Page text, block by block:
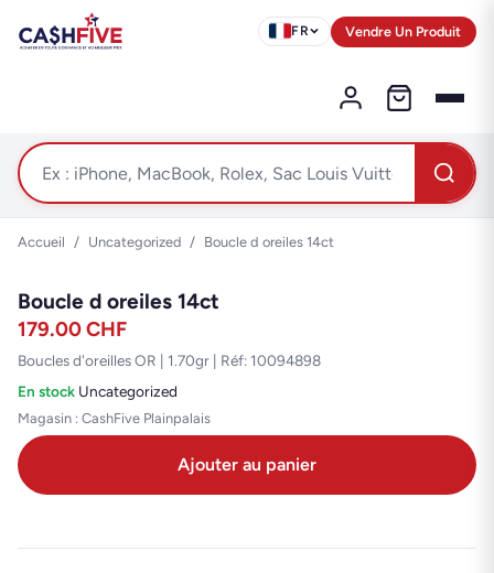
FR Vendre Un Produit
Accueil / Uncategorized / Boucle d oreiles 14ct
Boucle d oreiles 14ct
179.00CHF
Boucles d'oreilles OR | 1.70gr | Réf: 10094898
En stock·Uncategorized
Magasin : CashFive Plainpalais
Ajouter au panier